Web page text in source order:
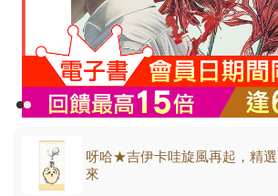
呀哈★吉伊卡哇旋風再起，精
來